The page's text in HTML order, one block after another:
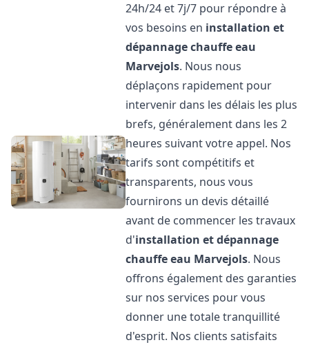
24h/24 et 7j/7 pour répondre à
vos besoins en installation et
dépannage chauffe eau
Marvejols. Nous nous
déplaçons rapidement pour
intervenir dans les délais les plus
brefs, généralement dans les 2
heures suivant votre appel. Nos
tarifs sont compétitifs et
transparents, nous vous
fournirons un devis détaillé
avant de commencer les travaux
d'installation et dépannage
chauffe eau Marvejols. Nous
offrons également des garanties
sur nos services pour vous
donner une totale tranquillité
d'esprit. Nos clients satisfaits